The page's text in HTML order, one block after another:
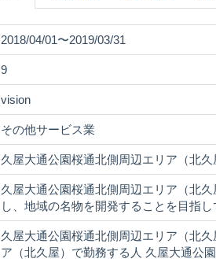
2018/04/01〜2019/03/31
9
vision
その他サービス業
久屋大通公園桜通北側周辺エリア（北久
久屋大通公園桜通北側周辺エリア（北
し、地域の名物を開発することを目指し
久屋大通公園桜通北側周辺エリア（北
ア（北久屋）で勤務する人 久屋大通公